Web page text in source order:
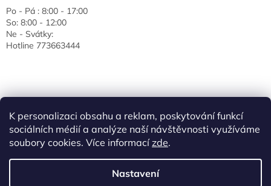
K personalizaci obsahu a reklam, poskytování funkcí
sociálních médií a analýze naší návštěvnosti využíváme
soubory cookies. Více informacízde.
Nastavení
Po - Pá : 8:00 - 17:00
So: 8:00 - 12:00
Ne - Svátky:
Hotline 773663444